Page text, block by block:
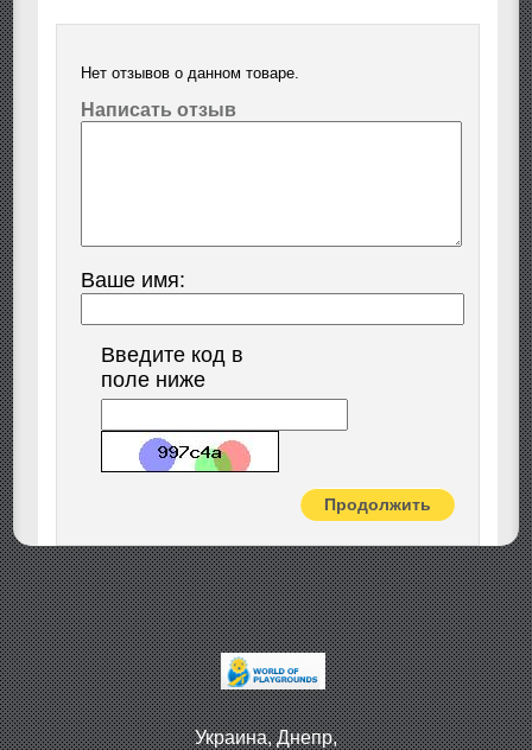
Нет отзывов о данном товаре.
Написать отзыв
Ваше имя:
Введите код в
поле ниже
Продолжить
Украина, Днепр,